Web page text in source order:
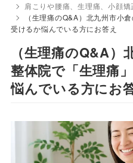
肩こりや腰痛、生理痛、小顔
（生理痛のQ&A）北九州市小
受けるか悩んでいる方にお答え
（生理痛のQ&A）
整体院で「生理痛
悩んでいる方にお